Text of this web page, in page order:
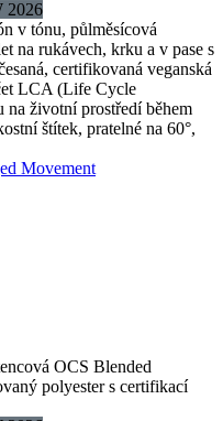
2026
v tónu, půlměsícová
na rukávech, krku a v pase s
certifikovaná veganská
LCA (Life Cycle
na životní prostředí během
štítek, pratelné na 60°,
Movement
OCS Blended
polyester s certifikací